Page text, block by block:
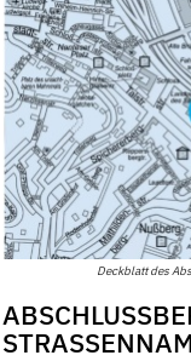
Deckblatt des